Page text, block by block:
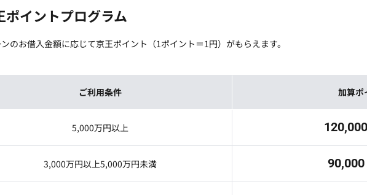
ポイントプログラム
のお借入金額に応じて京王ポイント（1ポイント＝1円）がもらえます。
ご利用条件 加算ポ
5,000万円以上 120,000
3,000万円以上5,000万円未満 90,000